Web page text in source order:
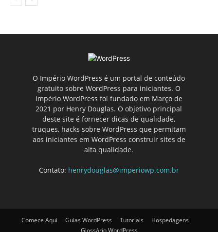
O Império WordPress é um portal de conteúdo
gratuito sobre WordPress para iniciantes. O
Império WordPress foi fundado em Março de
2021 por Henry Douglas. O objetivo principal
deste site é fornecer dicas de qualidade,
truques, hacks sobre WordPress que permitam
aos iniciantes em WordPress construir sites de
alta qualidade.
Contato: henrydouglas@imperiowp.com.br
Comece Aqui Guias WordPress Tutoriais
Hospedagens
Glossário WordPress